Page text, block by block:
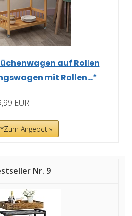
auf Rollen
mit Rollen...*
EUR
*Zum Angebot »
9